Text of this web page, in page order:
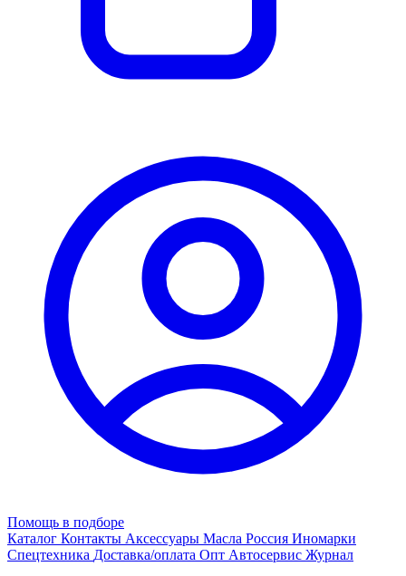
Помощь в подборе
Каталог Контакты Аксессуары Масла Россия Иномарки
Спецтехника Доставка/оплата Опт Автосервис Журнал